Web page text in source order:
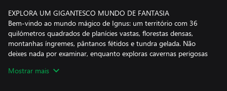
EXPLORA UM GIGANTESCO MUNDO DE FANTASIA
Bem-vindo ao mundo mágico de Ignus: um território com 36
quilómetros quadrados de planícies vastas, florestas densas,
montanhas íngremes, pântanos fétidos e tundra gelada. Não
deixes nada por examinar, enquanto exploras cavernas perigosas
uma história rica e milenar. Parte numa viagem por esta terra e
Mostrar mais